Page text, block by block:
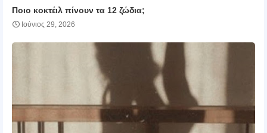
Ποιο κοκτέιλ πίνουν τα 12 ζώδια;
Ιούνιος 29, 2026